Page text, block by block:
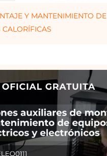
Y MANTENIMIENTO DE
CALORÍFICAS